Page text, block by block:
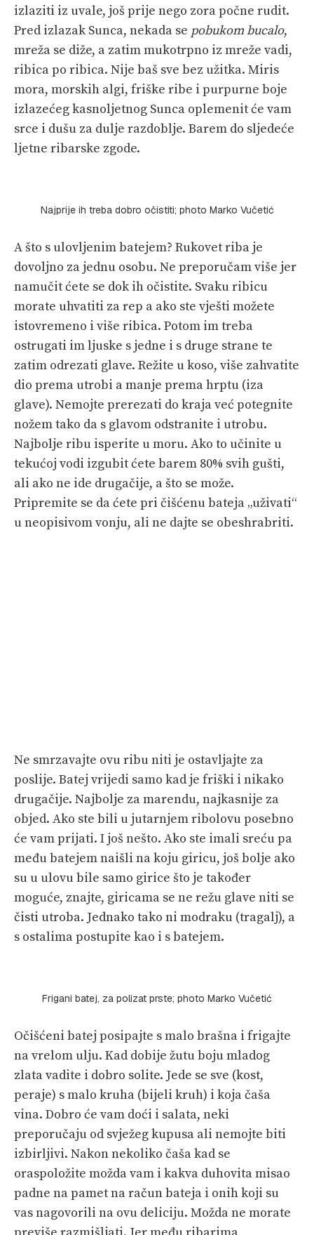
izlaziti iz uvale, još prije nego zora počne rudit.
Pred izlazak Sunca, nekada se pobukom bucalo,
mreža se diže, a zatim mukotrpno iz mreže vadi,
ribica po ribica. Nije baš sve bez užitka. Miris
mora, morskih algi, friške ribe i purpurne boje
izlazećeg kasnoljetnog Sunca oplemenit će vam
srce i dušu za dulje razdoblje. Barem do sljedeće
ljetne ribarske zgode.
Najprije ih treba dobro očistiti; photo Marko Vučetić
A što s ulovljenim batejem? Rukovet riba je
dovoljno za jednu osobu. Ne preporučam više jer
namučit ćete se dok ih očistite. Svaku ribicu
morate uhvatiti za rep a ako ste vješti možete
istovremeno i više ribica. Potom im treba
ostrugati im ljuske s jedne i s druge strane te
zatim odrezati glave. Režite u koso, više zahvatite
dio prema utrobi a manje prema hrptu (iza
glave). Nemojte prerezati do kraja već potegnite
nožem tako da s glavom odstranite i utrobu.
Najbolje ribu isperite u moru. Ako to učinite u
tekućoj vodi izgubit ćete barem 80% svih gušti,
ali ako ne ide drugačije, a što se može.
Pripremite se da ćete pri čišćenu bateja „uživati“
u neopisivom vonju, ali ne dajte se obeshrabriti.
Ne smrzavajte ovu ribu niti je ostavljajte za
poslije. Batej vrijedi samo kad je friški i nikako
drugačije. Najbolje za marendu, najkasnije za
objed. Ako ste bili u jutarnjem ribolovu posebno
će vam prijati. I još nešto. Ako ste imali sreću pa
među batejem naišli na koju giricu, još bolje ako
su u ulovu bile samo girice što je također
moguće, znajte, giricama se ne režu glave niti se
čisti utroba. Jednako tako ni modraku (tragalj), a
s ostalima postupite kao i s batejem.
Frigani batej, za polizat prste; photo Marko Vučetić
Očišćeni batej posipajte s malo brašna i frigajte
na vrelom ulju. Kad dobije žutu boju mladog
zlata vadite i dobro solite. Jede se sve (kost,
peraje) s malo kruha (bijeli kruh) i koja čaša
vina. Dobro će vam doći i salata, neki
preporučaju od svježeg kupusa ali nemojte biti
izbirljivi. Nakon nekoliko čaša kad se
oraspoložite možda vam i kakva duhovita misao
padne na pamet na račun bateja i onih koji su
vas nagovorili na ovu deliciju. Možda ne morate